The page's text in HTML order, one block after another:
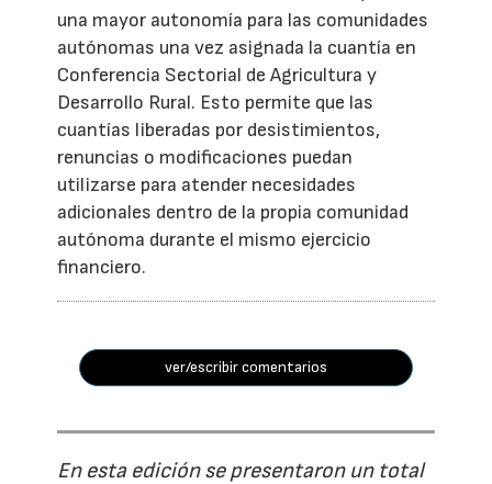
una mayor autonomía para las comunidades
autónomas una vez asignada la cuantía en
Conferencia Sectorial de Agricultura y
Desarrollo Rural. Esto permite que las
cuantías liberadas por desistimientos,
renuncias o modificaciones puedan
utilizarse para atender necesidades
adicionales dentro de la propia comunidad
autónoma durante el mismo ejercicio
financiero.
ver/escribir comentarios
En esta edición se presentaron un total